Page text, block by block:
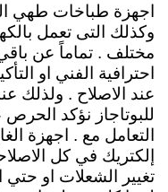
اجهزة طباخات طهي
وكذلك التى تعمل
مختلف . تماماً عن
احترافية الفني او
عند الاصلاح .
للبوتاجاز نؤكد الحرص
التعامل مع . اجهزة
إلكتريك في كل
تغيير الشعلات او حتي